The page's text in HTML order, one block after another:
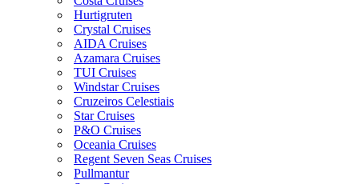
Hurtigruten
Crystal Cruises
AIDA Cruises
Azamara Cruises
TUI Cruises
Windstar Cruises
Cruzeiros Celestiais
Star Cruises
P&O Cruises
Oceania Cruises
Regent Seven Seas Cruises
Pullmantur